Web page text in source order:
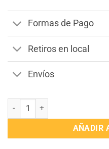
Formas de Pago
Retiros en local
Envíos
Juego de Sábanas Disney 1
AÑADIR